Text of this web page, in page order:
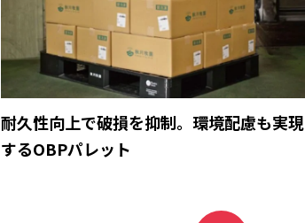
耐久性向上で破損を抑制。環境配慮も実現
するOBPパレット